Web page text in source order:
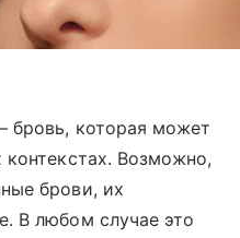
бровь, которая может
контекстах. Возможно,
брови, их
В любом случае это